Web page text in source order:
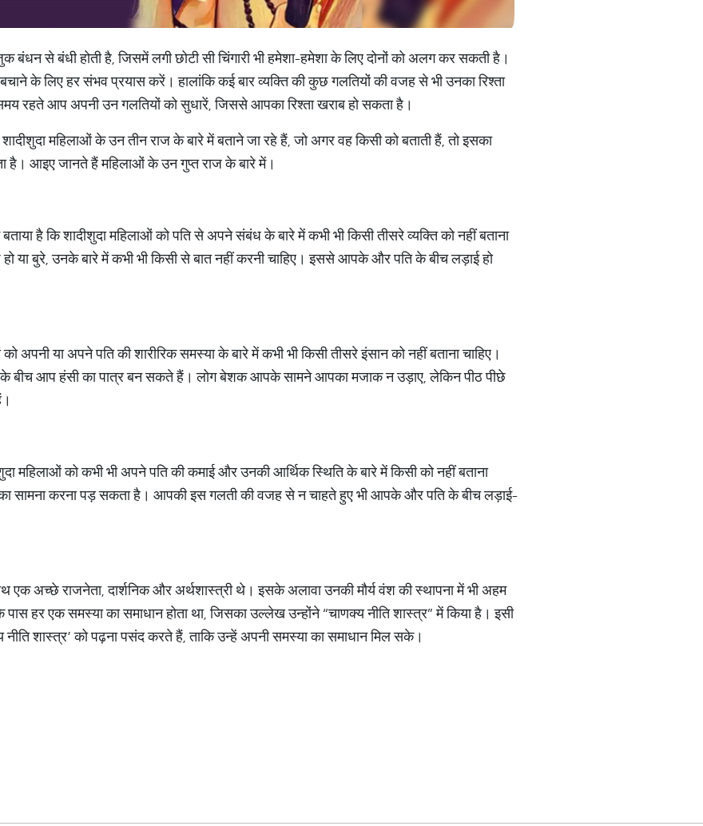
बंधन से बंधी होती है, जिसमें लगी छोटी सी चिंगारी भी हमेशा-हमेशा के लिए दोनों को अलग कर सकती है।
के लिए हर संभव प्रयास करें। हालांकि कई बार व्यक्ति की कुछ गलतियों की वजह से भी उनका रिश्ता
रहते आप अपनी उन गलतियों को सुधारें, जिससे आपका रिश्ता खराब हो सकता है।
महिलाओं के उन तीन राज के बारे में बताने जा रहे हैं, जो अगर वह किसी को बताती हैं, तो इसका
आइए जानते हैं महिलाओं के उन गुप्त राज के बारे में।
है कि शादीशुदा महिलाओं को पति से अपने संबंध के बारे में कभी भी किसी तीसरे व्यक्ति को नहीं बताना
या बुरे, उनके बारे में कभी भी किसी से बात नहीं करनी चाहिए। इससे आपके और पति के बीच लड़ाई हो
अपनी या अपने पति की शारीरिक समस्या के बारे में कभी भी किसी तीसरे इंसान को नहीं बताना चाहिए।
के बीच आप हंसी का पात्र बन सकते हैं। लोग बेशक आपके सामने आपका मजाक न उड़ाए, लेकिन पीठ पीछे
महिलाओं को कभी भी अपने पति की कमाई और उनकी आर्थिक स्थिति के बारे में किसी को नहीं बताना
का सामना करना पड़ सकता है। आपकी इस गलती की वजह से न चाहते हुए भी आपके और पति के बीच लड़ाई-
एक अच्छे राजनेता, दार्शनिक और अर्थशास्त्री थे। इसके अलावा उनकी मौर्य वंश की स्थापना में भी अहम
पास हर एक समस्या का समाधान होता था, जिसका उल्लेख उन्होंने “चाणक्य नीति शास्त्र” में किया है। इसी
शास्त्र’ को पढ़ना पसंद करते हैं, ताकि उन्हें अपनी समस्या का समाधान मिल सके।